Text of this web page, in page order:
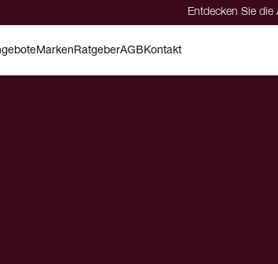
Entdecken Sie
MarkenRatgeberAGBKontakt